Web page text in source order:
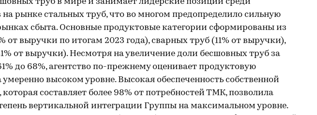
рынке стальных труб, что во многом предопределило сильную
сбыта. Основные продуктовые категории сформированы из
от выручки по итогам 2023 года), сварных труб (11% от выручки),
от выручки). Несмотря на увеличение доли бесшовных труб за
до 68%, агентство по-прежнему оценивает продуктовую
высоком уровне. Высокая обеспеченность собственной
составляет более 98% от потребностей ТМК, позволила
вертикальной интеграции Группы на максимальном уровне.